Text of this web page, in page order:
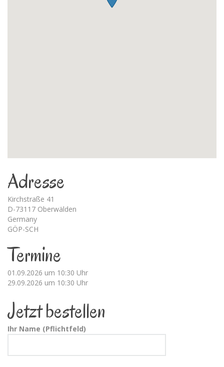
Adresse
Kirchstraße 41
D-73117 Oberwälden
Germany
GÖP-SCH
Termine
01.09.2026 um 10:30 Uhr
29.09.2026 um 10:30 Uhr
Jetzt bestellen
Ihr Name (Pflichtfeld)